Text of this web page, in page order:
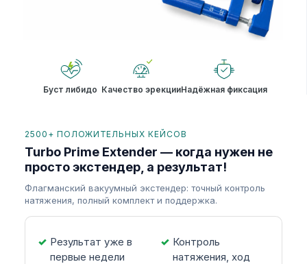
Буст либидо Качество эрекцииНадёжная фиксация
2500+ ПОЛОЖИТЕЛЬНЫХ КЕЙСОВ
Turbo Prime Extender — когда нужен не
просто экстендер, а результат!
Флагманский вакуумный экстендер: точный контроль
натяжения, полный комплект и поддержка.
Результат уже в
первые недели
Контроль
натяжения, ход